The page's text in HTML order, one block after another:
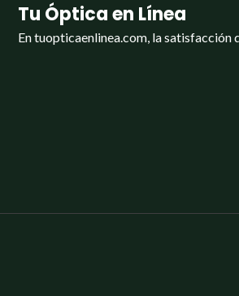
Tu Óptica en Línea
En tuopticaenlinea.com, la satisfacción